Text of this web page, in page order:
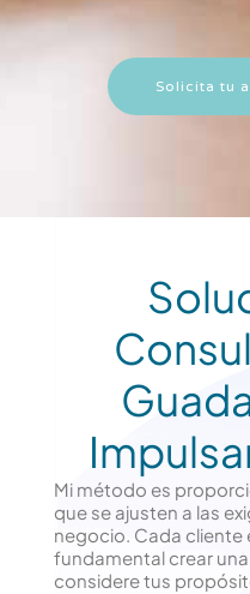
Solicita tu
Mi método es
que se ajusten a las
negocio. Cada cliente
fundamental crear
considere tus